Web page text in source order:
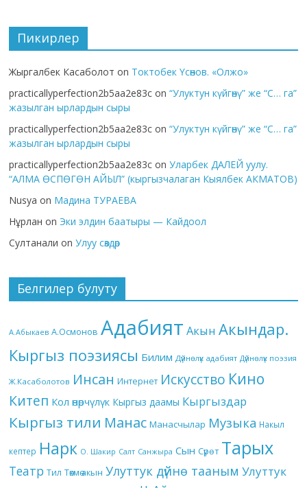
Пикирлер
Жыргалбек Касаболот on Токтобек Үсөнов. «Олжо»
practicallyperfection2b5aa2e83c on“Улуктун күйгөнү” же “С… га”
жазылган ырлардын сыры
practicallyperfection2b5aa2e83c on“Улуктун күйгөнү” же “С… га”
жазылган ырлардын сыры
practicallyperfection2b5aa2e83c onУларбек ДАЛЕЙ уулу.
“АЛМА ӨСПӨГӨН АЙЫЛ” (кыргызчалаган Кыялбек АКМАТОВ)
Nusya on Мадина ТУРАЕВА
Нұрлан on Эки элдин баатыры — Кайдоол
Султанали onУлуу сөздөр
Белгилер булуту
А.Абыкаев А.Осмонов Адабият Акын Акындар.
Кыргыз поэзиясы Билим Дүйнөлүк адабият Дүйнөлүк поэзия
Ж.Касаболотов Инсан Интернет Искусство Кино
Китеп Кол өнөрчүлүк Кыргыз даамы Кыргыздар
Кыргыз тили Манас Манасчылар Музыка Накыл
кептер Нарк О. Шакир Салт Санжыра Сын Сүрөт Тарых
Театр Тил Төкмө акын Улуттук дүйнө тааным Улуттук